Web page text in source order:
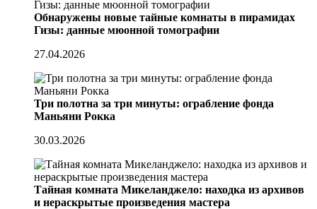
Обнаружены новые тайные комнаты в пирамидах
Гизы: данные мюонной томографии
27.04.2026
Три полотна за три минуты: ограбление фонда
Маньяни Рокка
30.03.2026
Тайная комната Микеланджело: находка из архивов
и нераскрытые произведения мастера